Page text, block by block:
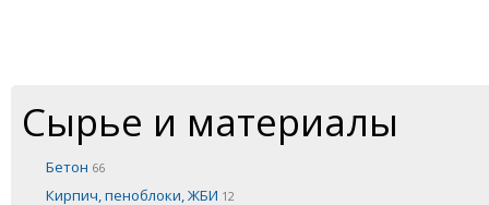
Сырье и материалы
Бетон 66
Кирпич, пеноблоки, ЖБИ 12